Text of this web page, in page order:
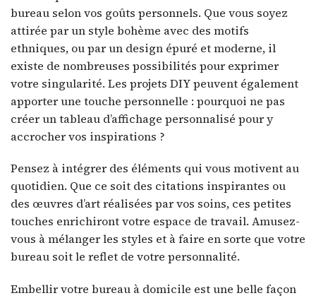
bureau selon vos goûts personnels. Que vous soyez
attirée par un style bohème avec des motifs
ethniques, ou par un design épuré et moderne, il
existe de nombreuses possibilités pour exprimer
votre singularité. Les projets DIY peuvent également
apporter une touche personnelle : pourquoi ne pas
créer un tableau d’affichage personnalisé pour y
accrocher vos inspirations ?
Pensez à intégrer des éléments qui vous motivent au
quotidien. Que ce soit des citations inspirantes ou
des œuvres d’art réalisées par vos soins, ces petites
touches enrichiront votre espace de travail. Amusez-
vous à mélanger les styles et à faire en sorte que votre
bureau soit le reflet de votre personnalité.
Embellir votre bureau à domicile est une belle façon